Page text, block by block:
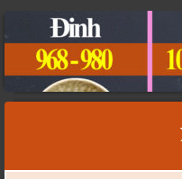
CỔ VẬT